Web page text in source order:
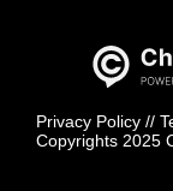
Privacy Policy //
Copyrights 2025